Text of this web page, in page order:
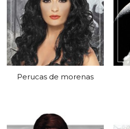
Perucas de morenas